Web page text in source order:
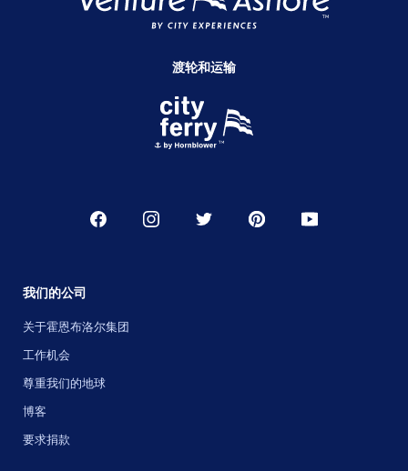
渡轮和运输
我们的公司
关于霍恩布洛尔集团
工作机会
尊重我们的地球
博客
要求捐款